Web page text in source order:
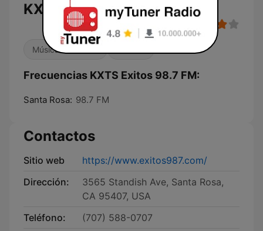
KXTS Exitos 98.7 FM
Música mexicana
Frecuencias KXTS Exitos 98.7 FM:
Santa Rosa: 98.7 FM
Contactos
Sitio web
https://www.exitos987.com/
Dirección:
3565 Standish Ave, Santa Rosa,
CA 95407, USA
Teléfono:
(707) 588-0707